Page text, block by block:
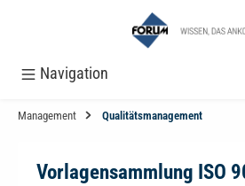
Navigation
Management Qualitätsmanagement
Vorlagensammlung ISO